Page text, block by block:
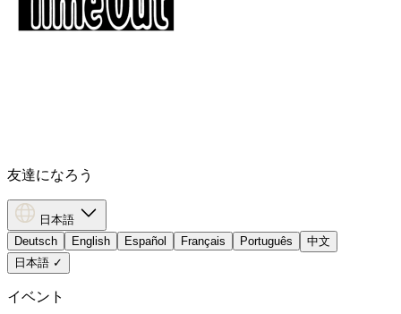
友達になろう
日本語
Deutsch
English Español Français Português
中文
日本語 ✓
イベント